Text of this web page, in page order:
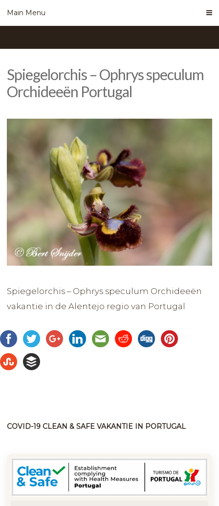
Main Menu
Spiegelorchis – Ophrys speculum
Orchideeën Portugal
Spiegelorchis – Ophrys speculum Orchideeën
vakantie in de Alentejo regio van Portugal
COVID-19 CLEAN & SAFE VAKANTIE IN PORTUGAL